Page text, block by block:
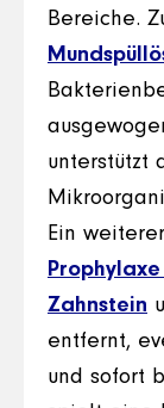
Bereiche.
unterstützt
Ein
Zahnstein
entfernt,
und sofort